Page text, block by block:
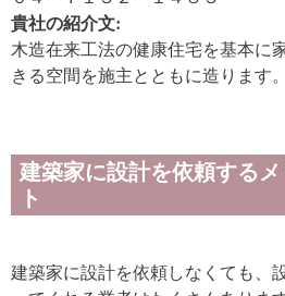
貴社の紹介文:
木造在来工法の健康住宅を基本に
きる空間を施主とともに造ります。
建築家に設計を依頼する
ト
建築家に設計を依頼しなくても、